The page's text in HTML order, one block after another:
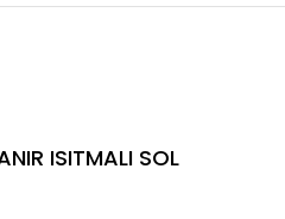
ISITMALI SOL